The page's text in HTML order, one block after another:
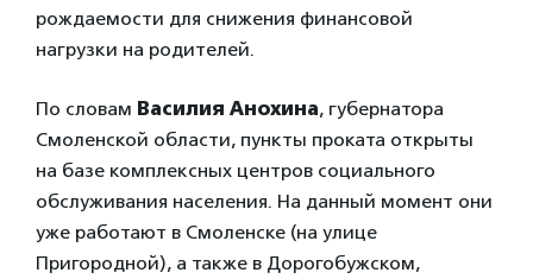
рождаемости для снижения финансовой
нагрузки на родителей.
По словам Василия Анохина, губернатора
Смоленской области, пункты проката открыты
на базе комплексных центров социального
обслуживания населения. На данный момент они
уже работают в Смоленске (на улице
Пригородной), а также в Дорогобужском,